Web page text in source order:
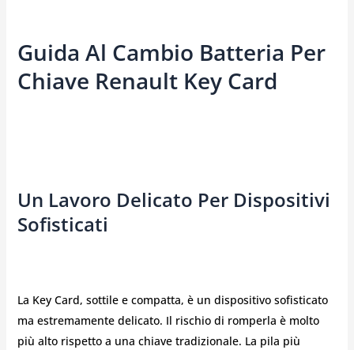
Guida Al Cambio Batteria Per
Chiave Renault Key Card
Un Lavoro Delicato Per Dispositivi
Sofisticati
La Key Card, sottile e compatta, è un dispositivo sofisticato
ma estremamente delicato. Il rischio di romperla è molto
più alto rispetto a una chiave tradizionale. La pila più